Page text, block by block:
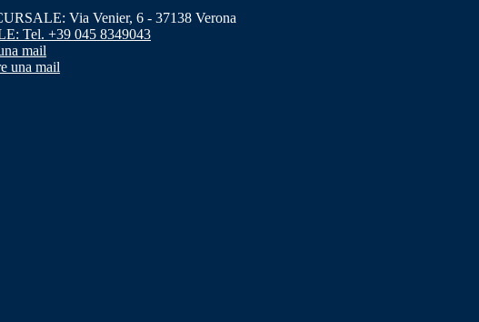
Via Venier, 6 - 37138 Verona
Tel. +39 045 8349043
mail
una mail